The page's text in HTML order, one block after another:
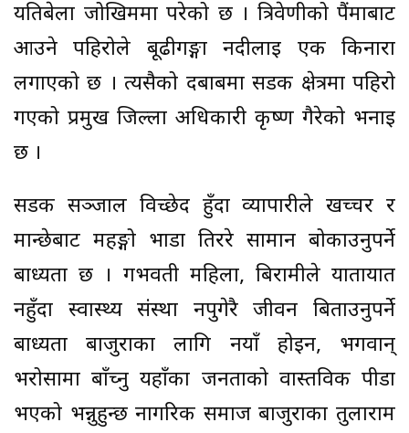
यतिबेला जोखिममा परेको छ । त्रिवेणीको पैंमाबाट
आउने पहिरोले बूढीगङ्गा नदीलाई एक किनारा
लगाएको छ । त्यसैको दबाबमा सडक क्षेत्रमा पहिरो
गएको प्रमुख जिल्ला अधिकारी कृष्ण गैरेको भनाइ
छ ।
सडक सञ्जाल विच्छेद हुँदा व्यापारीले खच्चर र
मान्छेबाट महङ्गो भाडा तिररे सामान बोकाउनुपर्ने
बाध्यता छ । गर्भवती महिला, बिरामीले यातायात
नहुँदा स्वास्थ्य संस्था नपुगेरै जीवन बिताउनुपर्ने
बाध्यता बाजुराका लागि नयाँ होइन, भगवान्
भरोसामा बाँच्नु यहाँका जनताको वास्तविक पीडा
भएको भन्नुहुन्छ नागरिक समाज बाजुराका तुलाराम